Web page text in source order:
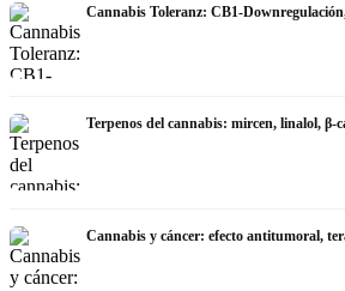
Cannabis Toleranz: CB1-
Terpenos del cannabis: mircen, linalol, β-
Cannabis y cáncer: efecto antitumoral,